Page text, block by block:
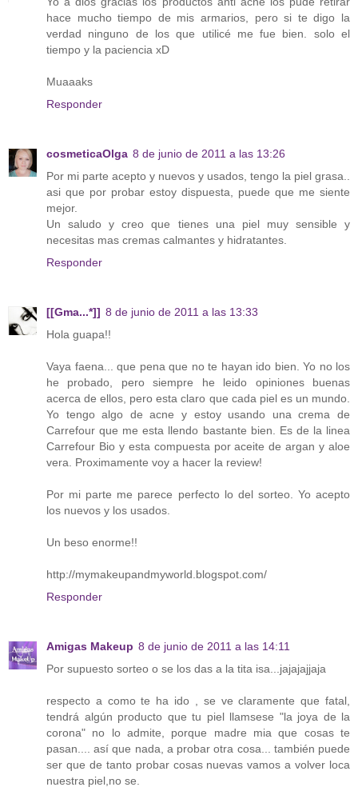
hace mucho tiempo de mis armarios, pero si te digo la
verdad ninguno de los que utilicé me fue bien. solo el
tiempo y la paciencia xD
Muaaaks
Responder
cosmeticaOlga 8 de junio de 2011 a las 13:26
Por mi parte acepto y nuevos y usados, tengo la piel grasa..
asi que por probar estoy dispuesta, puede que me siente
mejor.
Un saludo y creo que tienes una piel muy sensible y
necesitas mas cremas calmantes y hidratantes.
Responder
[[Gma...*]] 8 de junio de 2011 a las 13:33
Hola guapa!!
Vaya faena... que pena que no te hayan ido bien. Yo no los
he probado, pero siempre he leido opiniones buenas
acerca de ellos, pero esta claro que cada piel es un mundo.
Yo tengo algo de acne y estoy usando una crema de
Carrefour que me esta llendo bastante bien. Es de la linea
Carrefour Bio y esta compuesta por aceite de argan y aloe
vera. Proximamente voy a hacer la review!
Por mi parte me parece perfecto lo del sorteo. Yo acepto
los nuevos y los usados.
Un beso enorme!!
http://mymakeupandmyworld.blogspot.com/
Responder
Amigas Makeup 8 de junio de 2011 a las 14:11
Por supuesto sorteo o se los das a la tita isa...jajajajjaja
respecto a como te ha ido , se ve claramente que fatal,
tendrá algún producto que tu piel llamsese "la joya de la
corona" no lo admite, porque madre mia que cosas te
pasan.... así que nada, a probar otra cosa... también puede
ser que de tanto probar cosas nuevas vamos a volver loca
nuestra piel,no se.